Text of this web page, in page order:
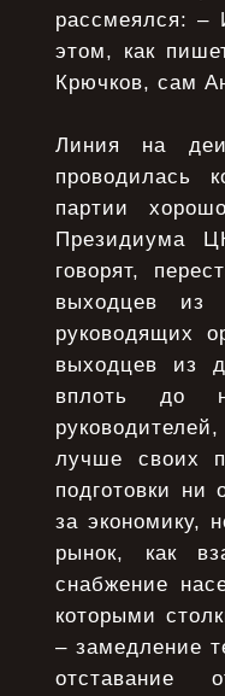
рассмеялся:
этом, как
Крючков, сам
Линия на
проводилась
партии
Президиума
говорят,
выходцев из
руководящих
выходцев из
вплоть до
лучше своих
подготовки
за экономику,
рынок, как
снабжение
которыми
– замедление
отставание